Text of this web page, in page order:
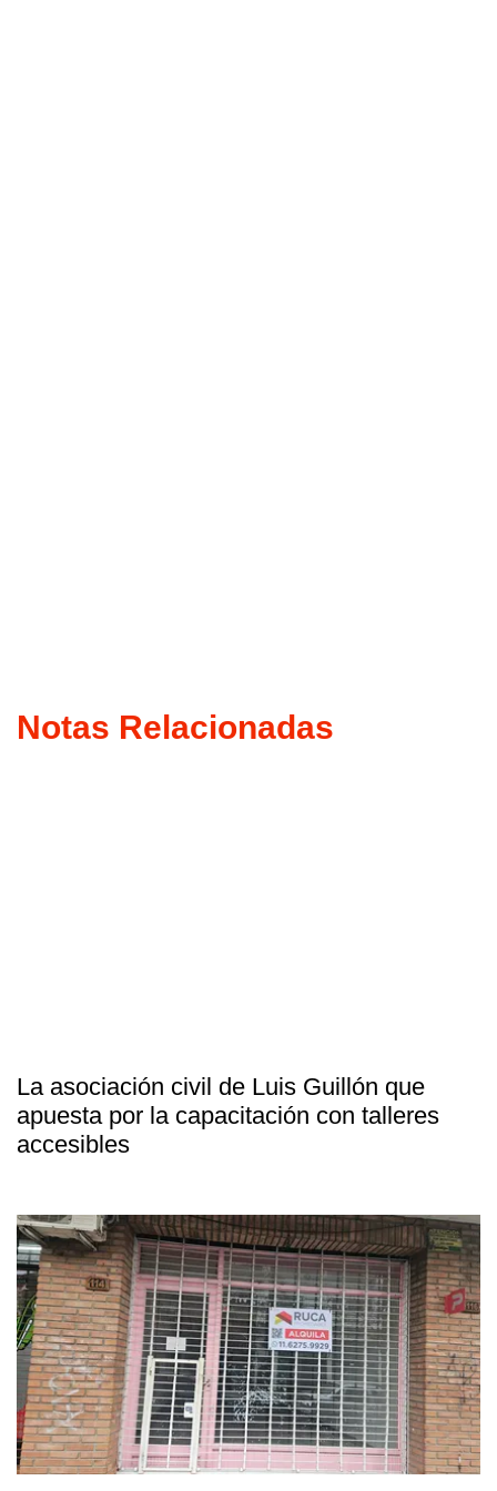
Notas Relacionadas
La asociación civil de Luis Guillón que
apuesta por la capacitación con talleres
accesibles